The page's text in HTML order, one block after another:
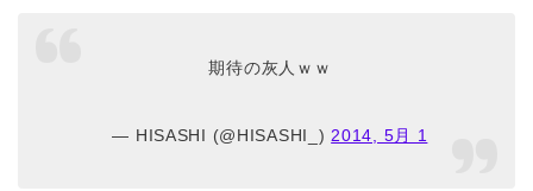
期待の灰人ｗｗ
— HISASHI (@HISASHI_) 2014, 5月 1